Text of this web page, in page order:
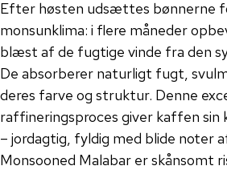
Efter høsten udsættes bønnerne
monsunklima: i flere måneder
blæst af de fugtige vinde fra den
De absorberer naturligt fugt,
deres farve og struktur. Denne
raffineringsproces giver kaffen sin
– jordagtig, fyldig med blide noter
Monsooned Malabar er skånsomt